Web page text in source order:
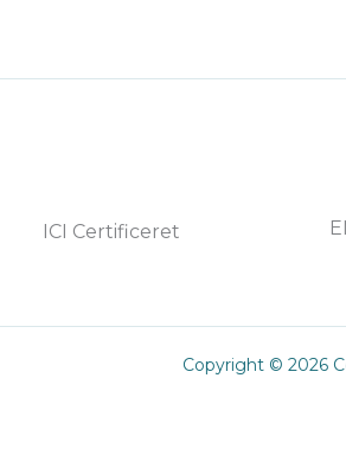
ICI Certificeret
Copyright © 2026